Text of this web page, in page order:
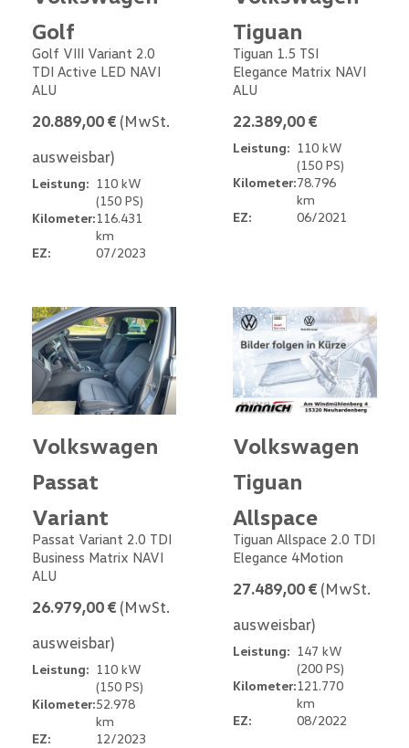
Golf
Golf VIII Variant 2.0
TDI Active LED NAVI
ALU
20.889,00 € (MwSt.
ausweisbar)
Leistung: 110 kW
(150 PS)
Kilometer:116.431
km
EZ:
07/2023
Tiguan
Tiguan 1.5 TSI
Elegance Matrix NAVI
ALU
22.389,00 €
Leistung: 110 kW
(150 PS)
Kilometer:78.796
km
EZ:
06/2021
Volkswagen
Passat
Variant
Passat Variant 2.0 TDI
Business Matrix NAVI
ALU
26.979,00 € (MwSt.
ausweisbar)
Leistung: 110 kW
(150 PS)
Kilometer:52.978
km
EZ:
12/2023
Volkswagen
Tiguan
Allspace
Tiguan Allspace 2.0 TDI
Elegance 4Motion
27.489,00 € (MwSt.
ausweisbar)
Leistung: 147 kW
(200 PS)
Kilometer:121.770
km
EZ:
08/2022